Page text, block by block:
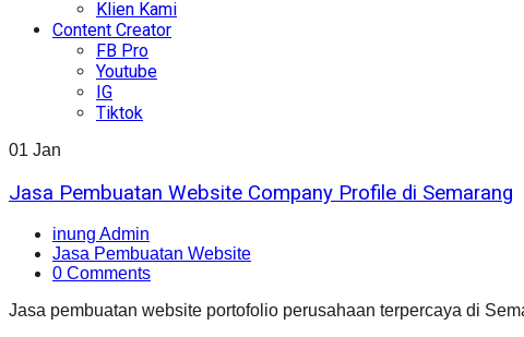
Klien Kami
Content Creator
FB Pro
Youtube
IG
Tiktok
01 Jan
Jasa Pembuatan Website Company Profile di Semarang
inung Admin
Jasa Pembuatan Website
0 Comments
Jasa pembuatan website portofolio perusahaan terpercaya di